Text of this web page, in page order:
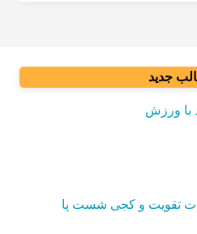
جدید
با ورزش
تقویت و کجی شست پا